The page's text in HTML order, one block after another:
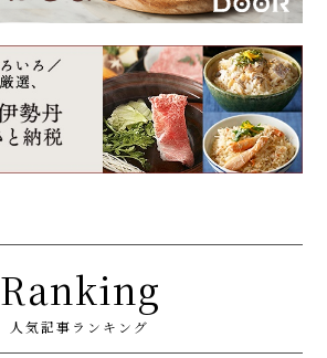
Ranking
人気記事ランキング